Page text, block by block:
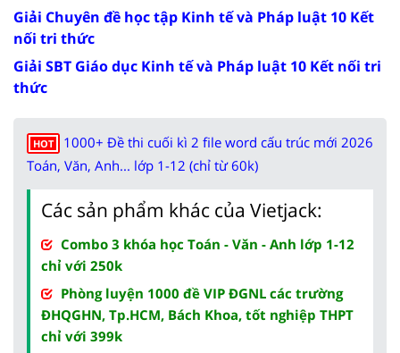
Giải Chuyên đề học tập Kinh tế và Pháp luật 10 Kết
nối tri thức
Giải SBT Giáo dục Kinh tế và Pháp luật 10 Kết nối tri
thức
HOT
1000+ Đề thi cuối kì 2 file word cấu trúc mới 2026
Toán, Văn, Anh... lớp 1-12 (chỉ từ 60k)
Các sản phẩm khác của Vietjack:
Combo 3 khóa học Toán - Văn - Anh lớp 1-12
chỉ với 250k
Phòng luyện 1000 đề VIP ĐGNL các trường
ĐHQGHN, Tp.HCM, Bách Khoa, tốt nghiệp THPT
chỉ với 399k